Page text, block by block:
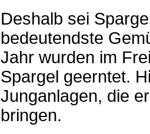
Deshalb sei
bedeutendste
Jahr wurden im
Spargel geerntet.
Junganlagen, die
bringen.